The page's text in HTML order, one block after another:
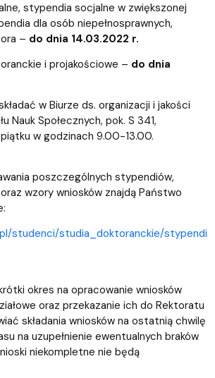
stypendia socjalne w zwiększonej
dla osób niepełnosprawnych,
– do dnia 14.03.2022 r.
i projakościowe – do dnia
w Biurze ds. organizacji i jakości
Nauk Społecznych, pok. S 341,
w godzinach 9.00-13.00.
poszczególnych stypendiów,
wzory wniosków znajdą Państwo
studenci/studia_doktoranckie/stypendi
okres na opracowanie wniosków
oraz przekazanie ich do Rektoratu
składania wniosków na ostatnią chwilę
na uzupełnienie ewentualnych braków
niekompletne nie będą